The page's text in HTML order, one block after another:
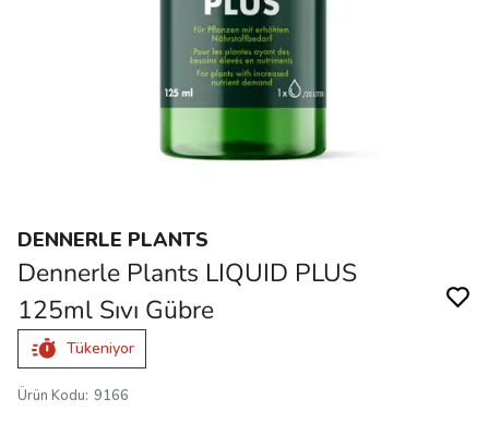
DENNERLE PLANTS
Dennerle Plants LIQUID PLUS
125ml Sıvı Gübre
Tükeniyor
Ürün Kodu: 9166